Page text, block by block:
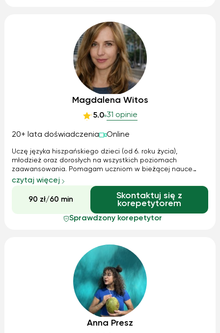
Magdalena Witos
5.0 31 opinie
20+ lata doświadczenia Online
Uczę języka hiszpańskiego dzieci (od 6. roku życia),
młodzież oraz dorosłych na wszystkich poziomach
zaawansowania. Pomagam uczniom w bieżącej nauce
szkolnej, nadrabianiu zaległości, przygotowaniu do
egzaminów, rozwijaniu umiejętności konwersacyjnych oraz
w nauce języka hiszpańskiego potrzebnego w p...
czytaj więcej
90 zł/60 min
Skontaktuj się z
korepetytorem
Sprawdzony korepetytor
Anna Presz